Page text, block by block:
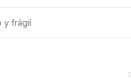
y frágil